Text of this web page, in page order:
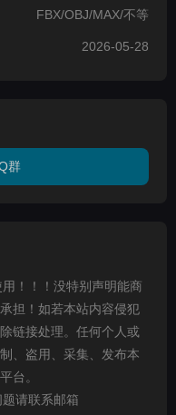
FBX/OBJ/MAX/不等
2026-05-28
群
！！！没特别声明能商
担！如若本站内容侵犯
链接处理。任何个人或
、盗用、采集、发布本
台。
请联系邮箱